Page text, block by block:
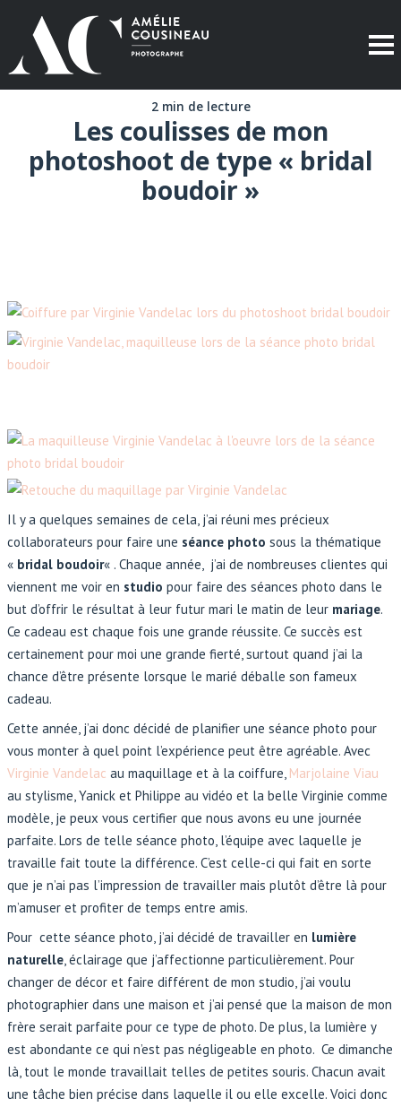
2 min de lecture
Les coulisses de mon
photoshoot de type « bridal
boudoir »
Il y a quelques semaines de cela, j’ai réuni mes précieux
collaborateurs pour faire une séance photo sous la thématique
« bridal boudoir« . Chaque année, j’ai de nombreuses clientes qui
viennent me voir en studio pour faire des séances photo dans le
but d’offrir le résultat à leur futur mari le matin de leur mariage.
Ce cadeau est chaque fois une grande réussite. Ce succès est
certainement pour moi une grande fierté, surtout quand j’ai la
chance d’être présente lorsque le marié déballe son fameux
cadeau.
Cette année, j’ai donc décidé de planifier une séance photo pour
vous monter à quel point l’expérience peut être agréable. Avec
Virginie Vandelac au maquillage et à la coiffure, Marjolaine Viau
au stylisme, Yanick et Philippe au vidéo et la belle Virginie comme
modèle, je peux vous certifier que nous avons eu une journée
parfaite. Lors de telle séance photo, l’équipe avec laquelle je
travaille fait toute la différence. C’est celle-ci qui fait en sorte
que je n’ai pas l’impression de travailler mais plutôt d’être là pour
m’amuser et profiter de temps entre amis.
Pour cette séance photo, j’ai décidé de travailler en lumière
naturelle, éclairage que j’affectionne particulièrement. Pour
changer de décor et faire différent de mon studio, j’ai voulu
photographier dans une maison et j’ai pensé que la maison de mon
frère serait parfaite pour ce type de photo. De plus, la lumière y
est abondante ce qui n’est pas négligeable en photo. Ce dimanche
là, tout le monde travaillait telles de petites souris. Chacun avait
une tâche bien précise dans laquelle il ou elle excelle. Voici donc